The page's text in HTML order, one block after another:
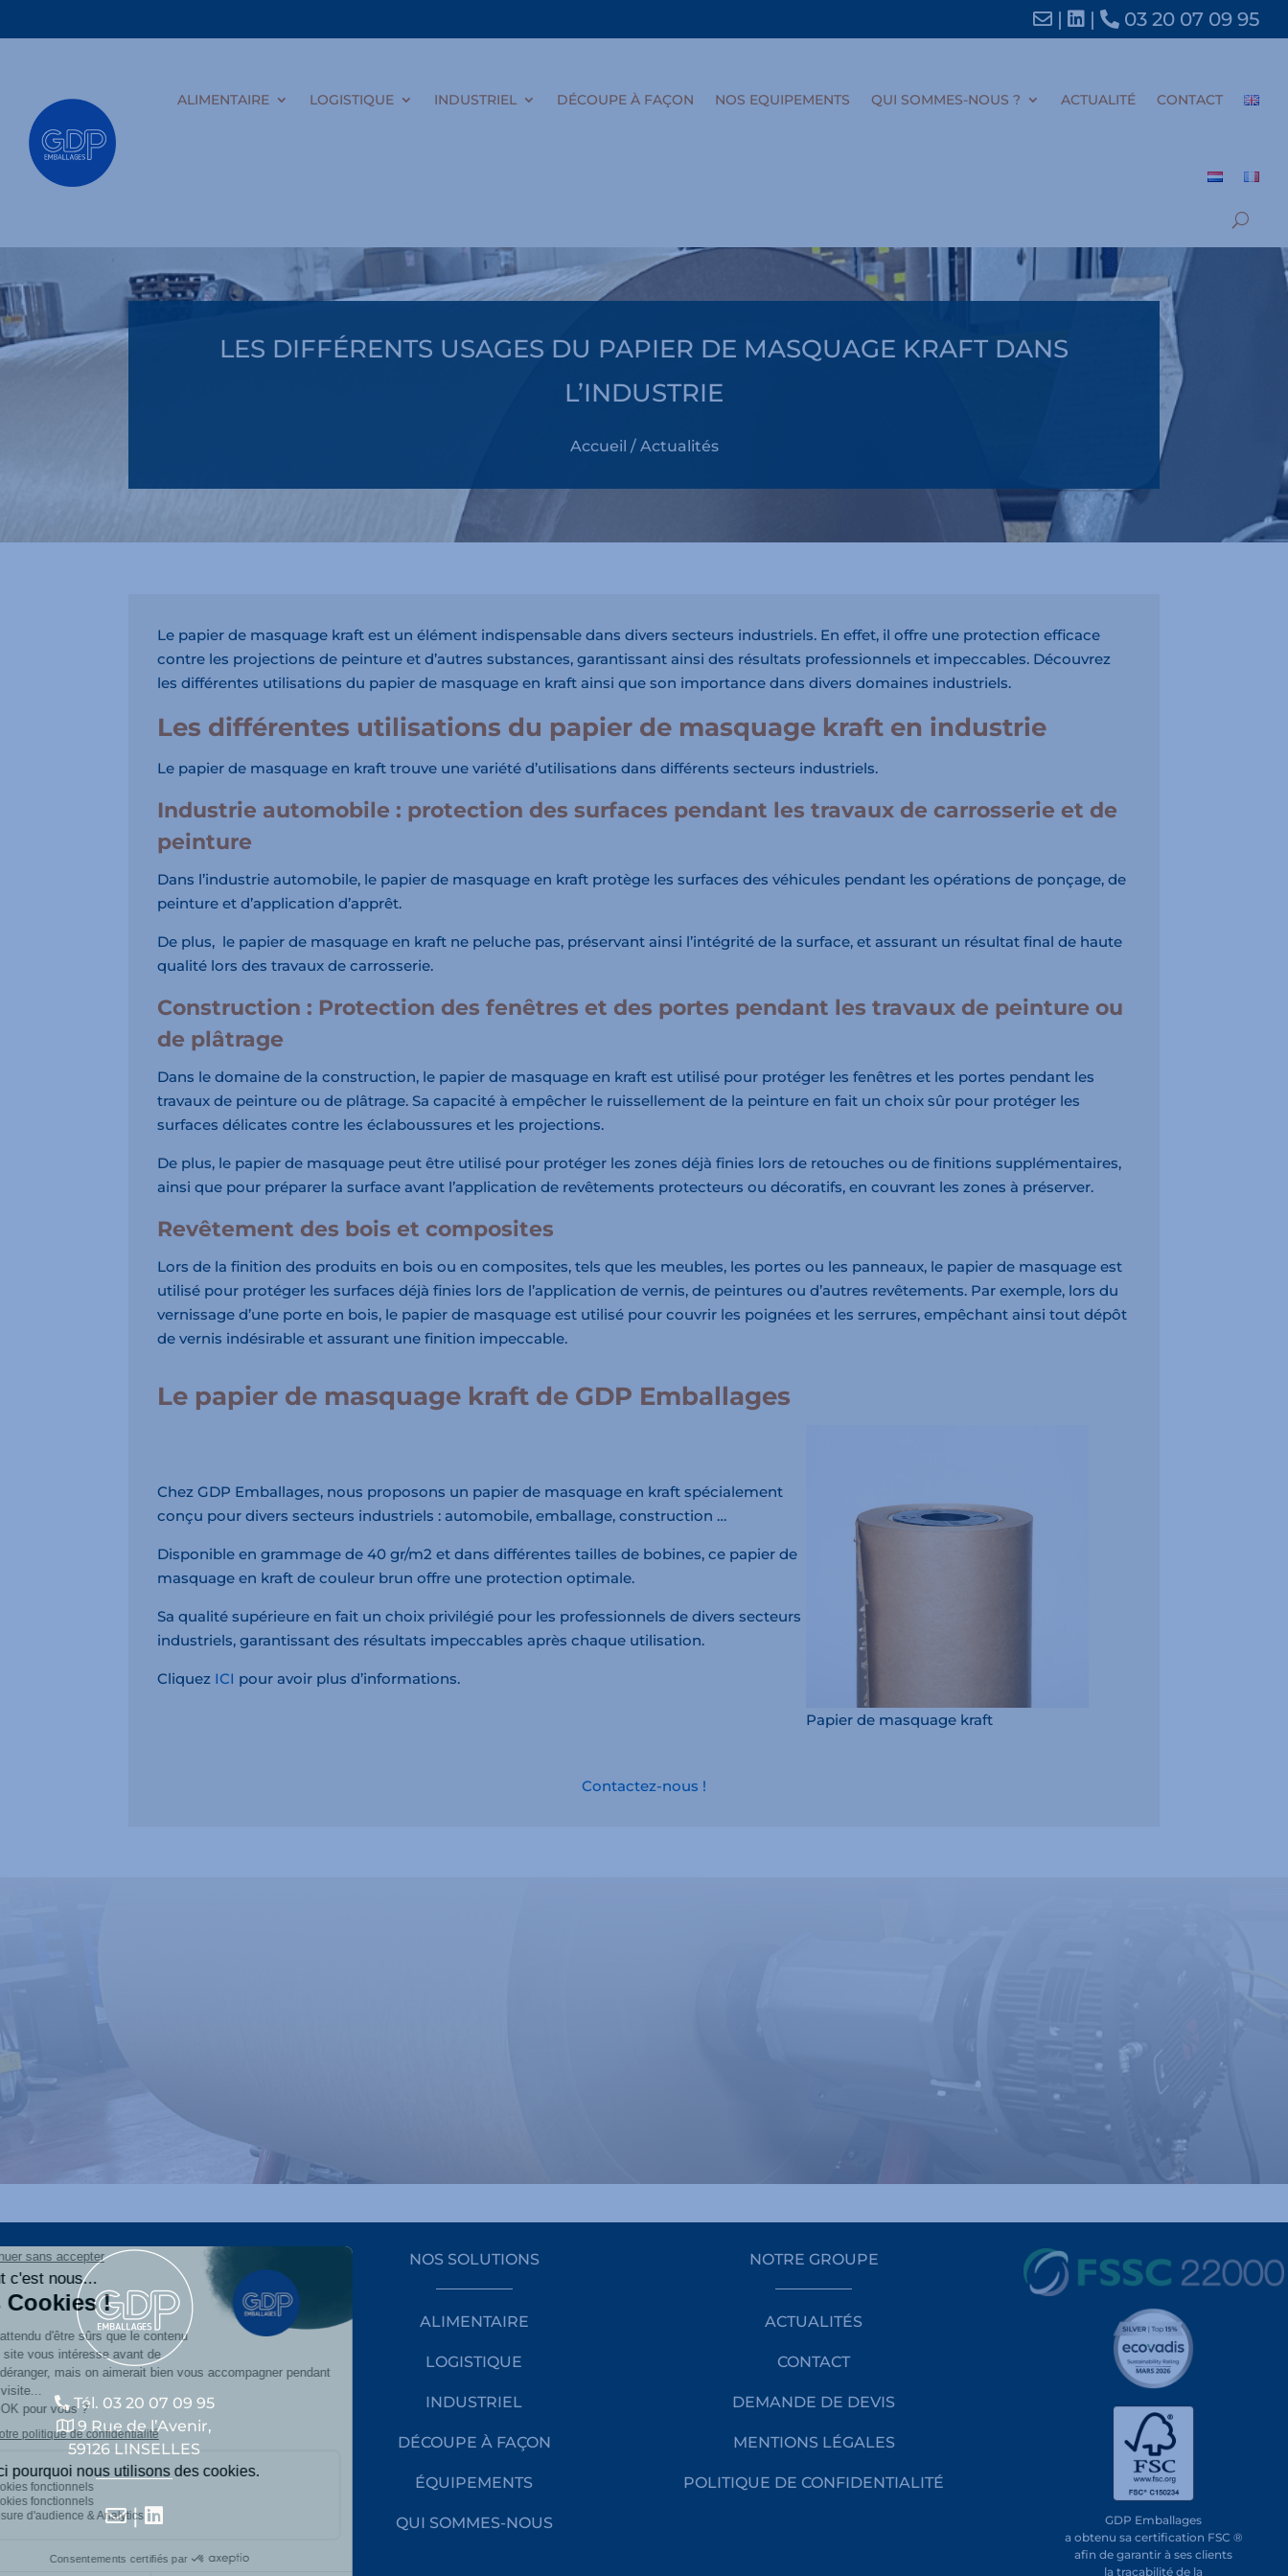
| | 03 20 07 09 95
ALIMENTAIRE LOGISTIQUE INDUSTRIEL DÉCOUPE À FAÇON NOS EQUIPEMENTS QUI SOMMES-NOUS ? ACTUALITÉ CONTACT
LES DIFFÉRENTS USAGES DU PAPIER DE MASQUAGE KRAFT DANS
L’INDUSTRIE
Accueil / Actualités
Le papier de masquage kraft est un élément indispensable dans divers secteurs industriels. En effet, il offre une protection efficace
contre les projections de peinture et d’autres substances, garantissant ainsi des résultats professionnels et impeccables. Découvrez
les différentes utilisations du papier de masquage en kraft ainsi que son importance dans divers domaines industriels.
Les différentes utilisations du papier de masquage kraft en industrie
Le papier de masquage en kraft trouve une variété d’utilisations dans différents secteurs industriels.
Industrie automobile : protection des surfaces pendant les travaux de carrosserie et de
peinture
Dans l’industrie automobile, le papier de masquage en kraft protège les surfaces des véhicules pendant les opérations de ponçage, de
peinture et d’application d’apprêt.
De plus, le papier de masquage en kraft ne peluche pas, préservant ainsi l’intégrité de la surface, et assurant un résultat final de haute
qualité lors des travaux de carrosserie.
Construction : Protection des fenêtres et des portes pendant les travaux de peinture ou
de plâtrage
Dans le domaine de la construction, le papier de masquage en kraft est utilisé pour protéger les fenêtres et les portes pendant les
travaux de peinture ou de plâtrage. Sa capacité à empêcher le ruissellement de la peinture en fait un choix sûr pour protéger les
surfaces délicates contre les éclaboussures et les projections.
De plus, le papier de masquage peut être utilisé pour protéger les zones déjà finies lors de retouches ou de finitions supplémentaires,
ainsi que pour préparer la surface avant l’application de revêtements protecteurs ou décoratifs, en couvrant les zones à préserver.
Revêtement des bois et composites
Lors de la finition des produits en bois ou en composites, tels que les meubles, les portes ou les panneaux, le papier de masquage est
utilisé pour protéger les surfaces déjà finies lors de l’application de vernis, de peintures ou d’autres revêtements. Par exemple, lors du
vernissage d’une porte en bois, le papier de masquage est utilisé pour couvrir les poignées et les serrures, empêchant ainsi tout dépôt
de vernis indésirable et assurant une finition impeccable.
Le papier de masquage kraft de GDP Emballages
Chez GDP Emballages, nous proposons un papier de masquage en kraft spécialement
conçu pour divers secteurs industriels : automobile, emballage, construction …
Disponible en grammage de 40 gr/m2 et dans différentes tailles de bobines, ce papier de
masquage en kraft de couleur brun offre une protection optimale.
Sa qualité supérieure en fait un choix privilégié pour les professionnels de divers secteurs
industriels, garantissant des résultats impeccables après chaque utilisation.
Cliquez ICI pour avoir plus d’informations.
Papier de masquage kraft
Contactez-nous !
Tél. 03 20 07 09 95
9 Rue de l’Avenir,
59126 LINSELLES
|
NOS SOLUTIONS
ALIMENTAIRE
LOGISTIQUE
INDUSTRIEL
DÉCOUPE À FAÇON
ÉQUIPEMENTS
QUI SOMMES-NOUS
NOTRE GROUPE
ACTUALITÉS
CONTACT
DEMANDE DE DEVIS
MENTIONS LÉGALES
POLITIQUE DE CONFIDENTIALITÉ
GDP Emballages
a obtenu sa certification FSC ®
afin de garantir à ses clients
la traçabilité de la